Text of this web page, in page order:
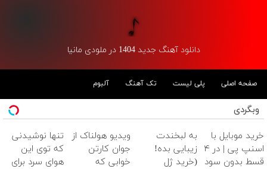
دانلود آهنگ جدید 1404 در ملودی مانیا
صفحه اصلی پلی لیست تک آهنگ آلبوم
وبگردی
خرید موبایل با
اسنپ پی | در ۴
قسط بدون سود
به لبخندت
زیبایی بده!
(خرید ژل
ویدیو هولناک از
جوان کارتن
خوابی که
تنها نوشیدنی
که توی این
هوای سرد برای